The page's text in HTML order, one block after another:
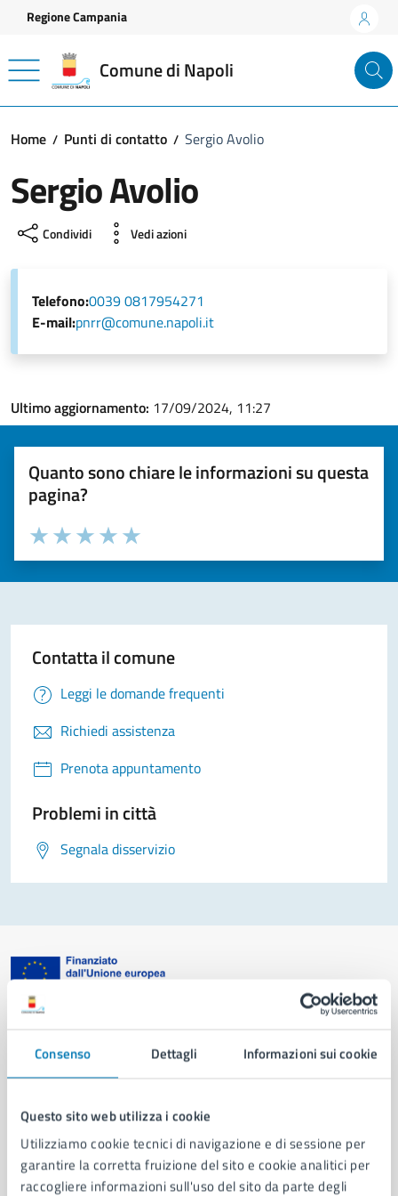
Consenso Dettagli Informazioni sui cookie
Questo sito web utilizza i cookie
Utilizziamo cookie tecnici di navigazione e di sessione per
garantire la corretta fruizione del sito e cookie analitici per
raccogliere informazioni sull'uso del sito da parte degli
Vai ai contenuti
Vai al footer
Regione Campania
Comune di Napoli
Home Punti di contatto Sergio Avolio
Sergio Avolio
Condividi Vedi azioni
Telefono:0039 0817954271
E-mail:pnrr@comune.napoli.it
Ultimo aggiornamento: 17/09/2024, 11:27
Quanto sono chiare le informazioni su questa
pagina?
Valuta la chiarezza delle informazioni (da 1 a 5 stelle)
Seleziona il numero di stelle per valutare la chiarezza delle
Valuta 5 stelle su 5
Valuta 4 stelle su 5
Valuta 3 stelle su 5
Valuta 2 stelle su 5
Valuta 1 stelle su 5
Contatta il comune
Leggi le domande frequenti
Richiedi assistenza
Prenota appuntamento
Problemi in città
Segnala disservizio
AMMINISTRAZIONE
Organi di governo
Municipalità
Uffici
Enti e fondazioni